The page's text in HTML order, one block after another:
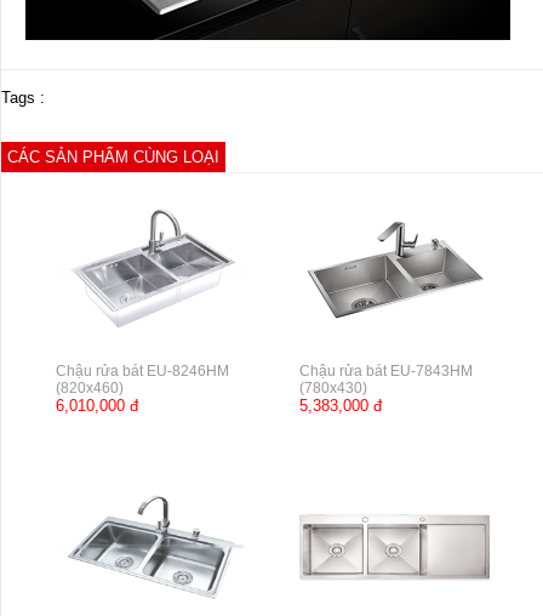
Tags :
CÁC SẢN PHẨM CÙNG LOẠI
Chậu rửa bát EU-8246HM
(820x460)
6,010,000 đ
Chậu rửa bát EU-7843HM
(780x430)
5,383,000 đ